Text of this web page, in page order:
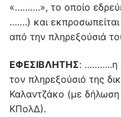
«……….», το οποίο
…….) και
από την πληρεξούσιά
ΕΦΕΣΙΒΛΗΤΗΣ: ………..η
τον πληρεξούσιό της
Καλαντζάκο (με
ΚΠολΔ).